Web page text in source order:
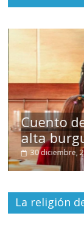
Cuento
alta
30 diciembre,
La religión